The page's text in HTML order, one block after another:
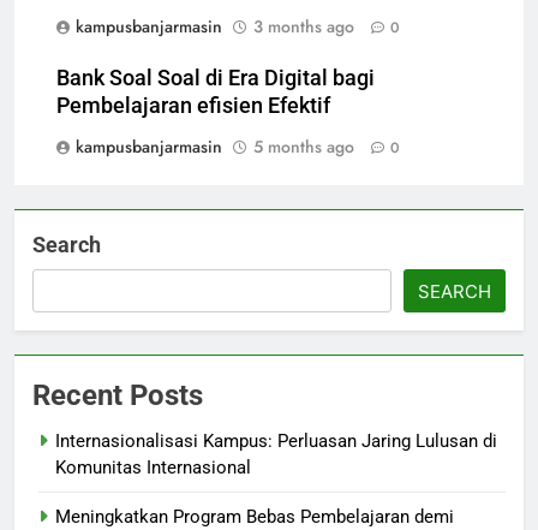
kampusbanjarmasin
3 months ago 0
Bank Soal Soal di Era Digital bagi
Pembelajaran efisien Efektif
kampusbanjarmasin
5 months ago 0
Search
SEARCH
Recent Posts
Internasionalisasi Kampus: Perluasan Jaring Lulusan di
Komunitas Internasional
Meningkatkan Program Bebas Pembelajaran demi